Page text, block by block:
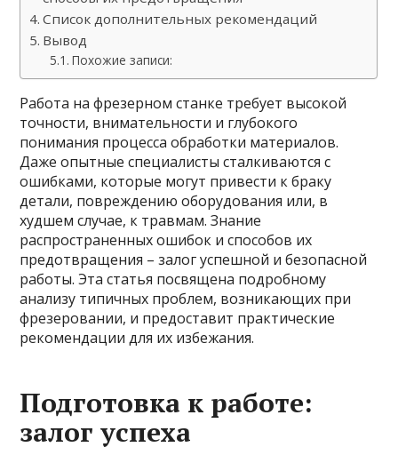
Список дополнительных рекомендаций
Вывод
Похожие записи:
Работа на фрезерном станке требует высокой
точности, внимательности и глубокого
понимания процесса обработки материалов.
Даже опытные специалисты сталкиваются с
ошибками, которые могут привести к браку
детали, повреждению оборудования или, в
худшем случае, к травмам. Знание
распространенных ошибок и способов их
предотвращения – залог успешной и безопасной
работы. Эта статья посвящена подробному
анализу типичных проблем, возникающих при
фрезеровании, и предоставит практические
рекомендации для их избежания.
Подготовка к работе:
залог успеха